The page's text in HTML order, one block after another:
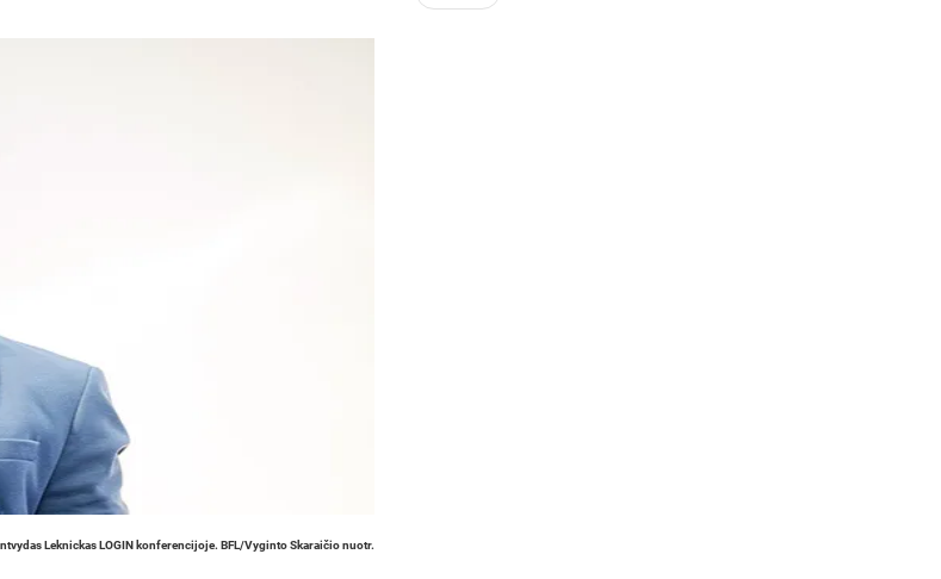
Leknickas LOGIN konferencijoje. BFL/Vyginto Skaraičio nuotr.